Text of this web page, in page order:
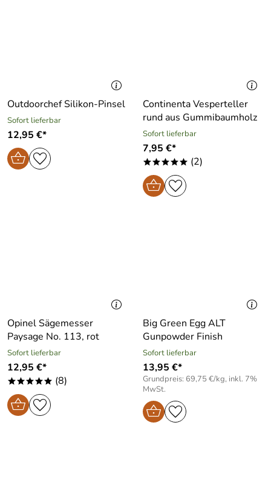
Outdoorchef Silikon-Pinsel
Sofort lieferbar
12,95 €*
Continenta Vesperteller
rund aus Gummibaumholz
Sofort lieferbar
7,95 €*
***** (2)
Opinel Sägemesser
Paysage No. 113, rot
Sofort lieferbar
12,95 €*
***** (8)
Big Green Egg ALT
Gunpowder Finish
Sofort lieferbar
13,95 €*
Grundpreis: 69,75 €/kg, inkl. 7%
MwSt.